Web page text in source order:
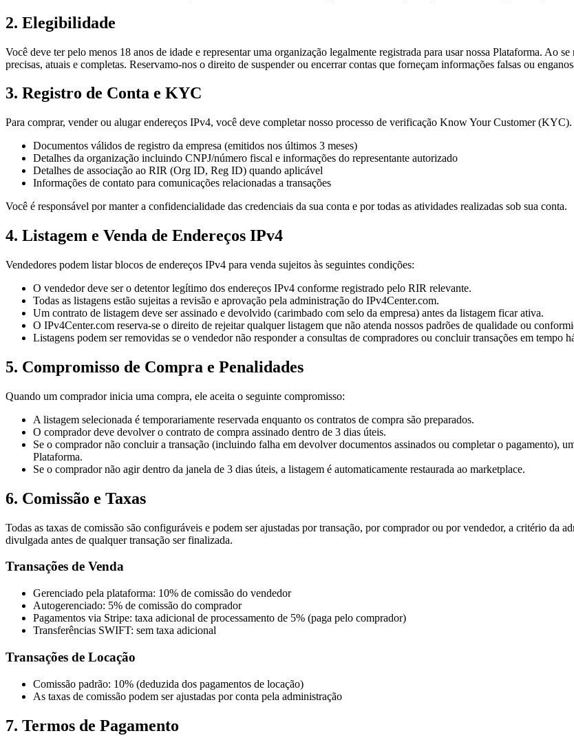
2. Elegibilidade
Você deve ter pelo menos 18 anos de idade e representar uma organização legalmente registrada para usar nossa Plataforma. Ao
precisas, atuais e completas. Reservamo-nos o direito de suspender ou encerrar contas que forneçam informações falsas ou
3. Registro de Conta e KYC
Para comprar, vender ou alugar endereços IPv4, você deve completar nosso processo de verificação Know Your Customer
Documentos válidos de registro da empresa (emitidos nos últimos 3 meses)
Detalhes da organização incluindo CNPJ/número fiscal e informações do representante autorizado
Detalhes de associação ao RIR (Org ID, Reg ID) quando aplicável
Informações de contato para comunicações relacionadas a transações
Você é responsável por manter a confidencialidade das credenciais da sua conta e por todas as atividades realizadas sob sua conta.
4. Listagem e Venda de Endereços IPv4
Vendedores podem listar blocos de endereços IPv4 para venda sujeitos às seguintes condições:
O vendedor deve ser o detentor legítimo dos endereços IPv4 conforme registrado pelo RIR relevante.
Todas as listagens estão sujeitas a revisão e aprovação pela administração do IPv4Center.com.
Um contrato de listagem deve ser assinado e devolvido (carimbado com selo da empresa) antes da listagem ficar ativa.
O IPv4Center.com reserva-se o direito de rejeitar qualquer listagem que não atenda nossos padrões de qualidade ou
Listagens podem ser removidas se o vendedor não responder a consultas de compradores ou concluir transações em tempo
5. Compromisso de Compra e Penalidades
Quando um comprador inicia uma compra, ele aceita o seguinte compromisso:
A listagem selecionada é temporariamente reservada enquanto os contratos de compra são preparados.
O comprador deve devolver o contrato de compra assinado dentro de 3 dias úteis.
Se o comprador não concluir a transação (incluindo falha em devolver documentos assinados ou completar o pagamento),
Plataforma.
Se o comprador não agir dentro da janela de 3 dias úteis, a listagem é automaticamente restaurada ao marketplace.
6. Comissão e Taxas
Todas as taxas de comissão são configuráveis e podem ser ajustadas por transação, por comprador ou por vendedor, a critério da
divulgada antes de qualquer transação ser finalizada.
Transações de Venda
Gerenciado pela plataforma: 10% de comissão do vendedor
Autogerenciado: 5% de comissão do comprador
Pagamentos via Stripe: taxa adicional de processamento de 5% (paga pelo comprador)
Transferências SWIFT: sem taxa adicional
Transações de Locação
Comissão padrão: 10% (deduzida dos pagamentos de locação)
As taxas de comissão podem ser ajustadas por conta pela administração
7. Termos de Pagamento